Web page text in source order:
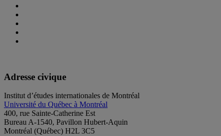
Adresse civique
Institut d’études internationales de Montréal
Université du Québec à Montréal
400, rue Sainte-Catherine Est
Bureau A-1540, Pavillon Hubert-Aquin
Montréal (Québec) H2L 3C5